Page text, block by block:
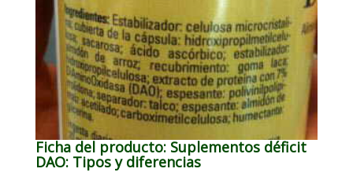
Ficha del producto: Suplementos déficit
DAO: Tipos y diferencias